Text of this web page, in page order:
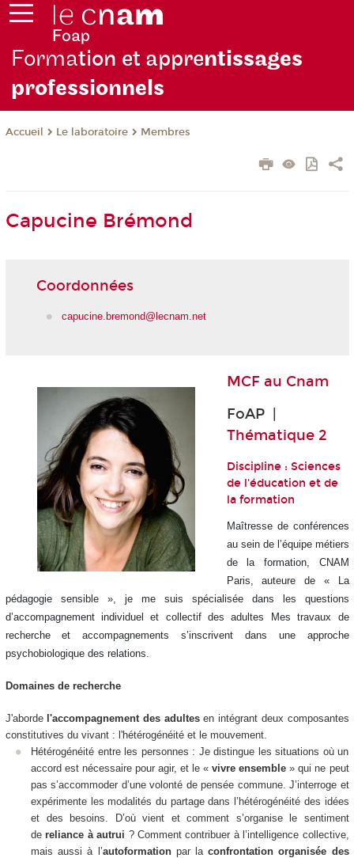
Formation et apprentissages
professionnels
Accueil Le laboratoire Membres
Capucine Brémond
Coordonnées
capucine.bremond@lecnam.net
MCF au Cnam
FoAP |
Thématique 2
Discipline : Sciences
de l'éducation et de
la formation
Maîtresse de conférences
au sein de l’équipe métiers
de la formation, CNAM
Paris, auteure de « La
pédagogie sensible », je me suis spécialisée dans les questions
d’accompagnement individuel et collectif des adultes Mes travaux de
recherche et accompagnements s’inscrivent dans une approche
psychobiologique des relations.
Domaines de recherche
J'aborde l'accompagnement des adultesen intégrant deux composantes
constitutives du vivant : l'hétérogénéité et le mouvement.
Hétérogénéité entre les personnes : Je distingue les situations où un
accord est nécessaire pour agir, et le «vivre ensemble » qui ne peut
pas s’accommoder d’une volonté de pensée commune. J’interroge et
expérimente les modalités du partage dans l’hétérogénéité des idées
et des besoins. D’où vient et comment s’organise le sentiment
dereliance à autrui ? Comment contribuer à l’intelligence collective,
mais aussi à l’autoformation par laconfrontation organisée des